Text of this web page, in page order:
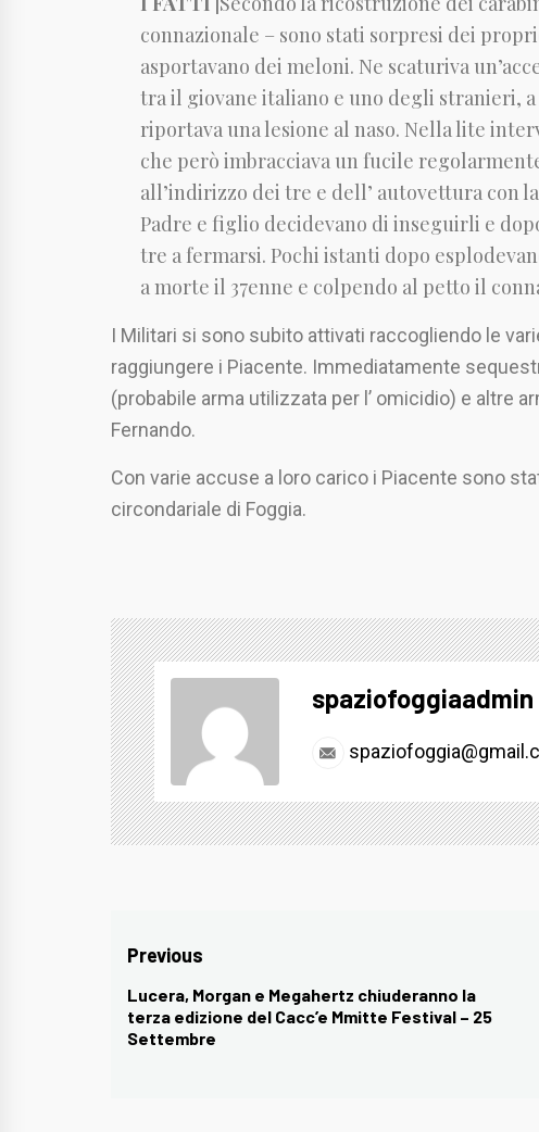
connazionale – sono stati sorpresi dei
asportavano dei meloni. Ne scaturiva
tra il giovane italiano e uno degli stranieri,
riportava una lesione al naso. Nella lite
che però imbracciava un fucile
all’indirizzo dei tre e dell’ autovettura con
Padre e figlio decidevano di inseguirli e
tre a fermarsi. Pochi istanti dopo
a morte il 37enne e colpendo al petto il
I Militari si sono subito attivati raccogliendo le
raggiungere i Piacente. Immediatamente
(probabile arma utilizzata per l’ omicidio) e altre
Fernando.
Con varie accuse a loro carico i Piacente sono
circondariale di Foggia.
spaziofoggiaadmin
Navigazione
articoli
Previous
Previous
post:
Lucera, Morgan e Megahertz chiuderanno la
terza edizione del Cacc’e Mmitte Festival – 25
Settembre